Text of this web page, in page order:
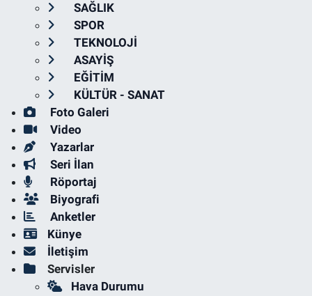
SAĞLIK
SPOR
TEKNOLOJİ
ASAYİŞ
EĞİTİM
KÜLTÜR - SANAT
Foto Galeri
Video
Yazarlar
Seri İlan
Röportaj
Biyografi
Anketler
Künye
İletişim
Servisler
Hava Durumu